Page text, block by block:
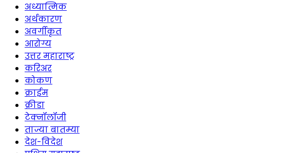
अध्यात्मिक
अर्थकारण
अवर्गीकृत
आरोग्य
उत्तर महाराष्ट्र
करिअर
कोकण
क्राईम
क्रीडा
टेक्नॉलॉजी
ताज्या बातम्या
देश-विदेश